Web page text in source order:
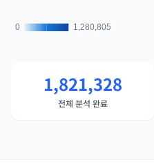
0
0 1,280,805
1,280,805
1,821,328
전체 분석 완료